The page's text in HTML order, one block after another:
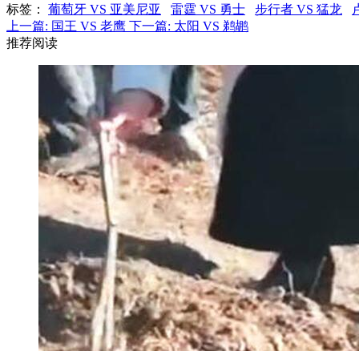
标签 ： 葡萄牙 VS 亚美尼亚 雷霆 VS 勇士 步行者 VS 猛龙
上一篇: 国王 VS 老鹰 下一篇: 太阳 VS 鹈鹕
推荐阅读